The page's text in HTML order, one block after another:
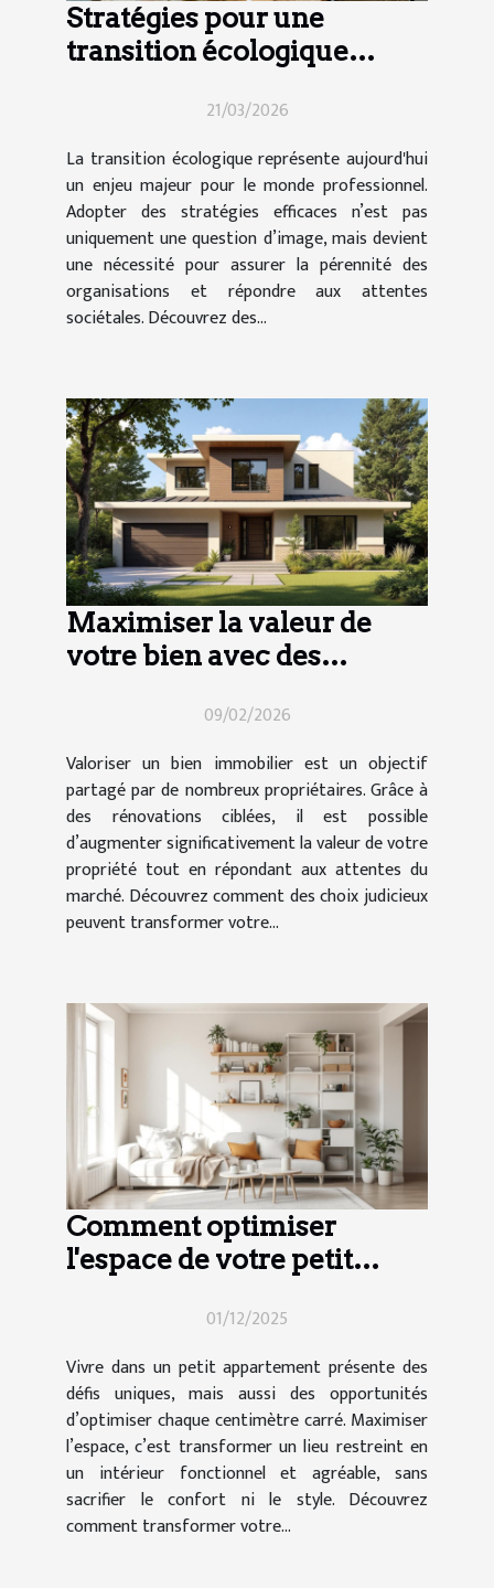
Stratégies pour une
transition écologique
21/03/2026
La transition écologique représente aujourd'hui
un enjeu majeur pour le monde professionnel.
Adopter des stratégies efficaces n’est pas
uniquement une question d’image, mais devient
une nécessité pour assurer la pérennité des
organisations et répondre aux attentes
sociétales. Découvrez des...
Maximiser la valeur de
votre bien avec des
09/02/2026
Valoriser un bien immobilier est un objectif
partagé par de nombreux propriétaires. Grâce à
des rénovations ciblées, il est possible
d’augmenter significativement la valeur de votre
propriété tout en répondant aux attentes du
marché. Découvrez comment des choix judicieux
peuvent transformer votre...
Comment optimiser
l'espace de votre petit
01/12/2025
Vivre dans un petit appartement présente des
défis uniques, mais aussi des opportunités
d’optimiser chaque centimètre carré. Maximiser
l’espace, c’est transformer un lieu restreint en
un intérieur fonctionnel et agréable, sans
sacrifier le confort ni le style. Découvrez
comment transformer votre...